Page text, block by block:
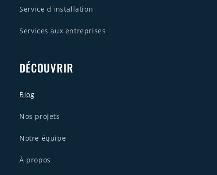
Service d'installation
Services aux entreprises
DÉCOUVRIR
Blog
Nos projets
Notre équipe
À propos